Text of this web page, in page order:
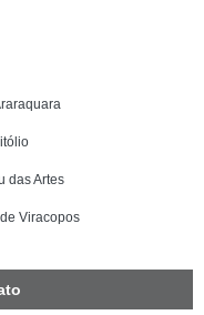
das Artes
Viracopos